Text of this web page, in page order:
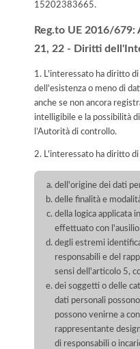
15202383665.
Reg.to UE 2016/679:
21, 22 - Diritti
1. L'interessato ha diritto
dell'esistenza o meno di
anche se non ancora
intelligibile e la possibilità
l’Autorità di controllo.
2. L'interessato ha diritto
dell'origine dei dati
delle finalità e
della logica applicata
effettuato con
degli estremi
responsabili e del
sensi dell'articolo 5,
dei soggetti o delle
dati personali
possono venirne a
rappresentante
di responsabili o